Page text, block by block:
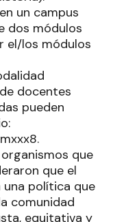
un campus
dos módulos
el/los módulos
docentes
pueden
que
que el
una política que
comunidad
equitativa y